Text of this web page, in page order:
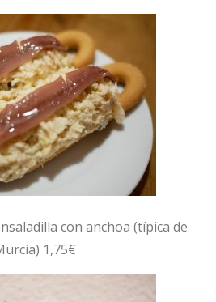
con anchoa (típica de
1,75€